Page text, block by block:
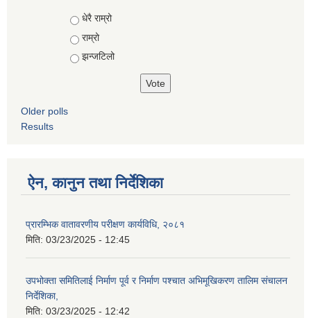
Choices
धेरै राम्रो
राम्रो
झन्जटिलो
Older polls
Results
ऐन, कानुन तथा निर्देशिका
प्रारम्भिक वातावरणीय परीक्षण कार्यविधि, २०८१
मिति: 03/23/2025 - 12:45
उपभोक्ता समितिलाई निर्माण पूर्व र निर्माण पश्चात अभिमूखिकरण तालिम संचालन
निर्देशिका,
मिति: 03/23/2025 - 12:42